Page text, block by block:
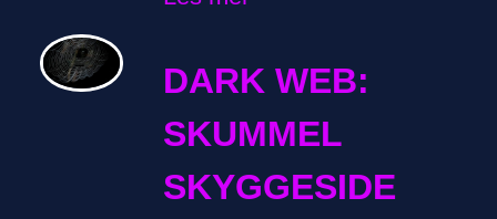
DARK WEB:
SKUMMEL
SKYGGESIDE